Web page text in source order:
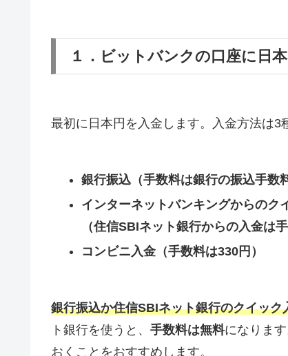
１．ビットバンクの口座に日
最初に日本円を入金します。入金方法は3
銀行振込（手数料は銀行の振込手数
インターネットバンキングからのク
（住信SBIネット銀行からの入金は
コンビニ入金（手数料は330円）
銀行振込か住信SBIネット銀行のクイック
ト銀行を使うと、 手数料は無料になりま
おくことをおすすめします。